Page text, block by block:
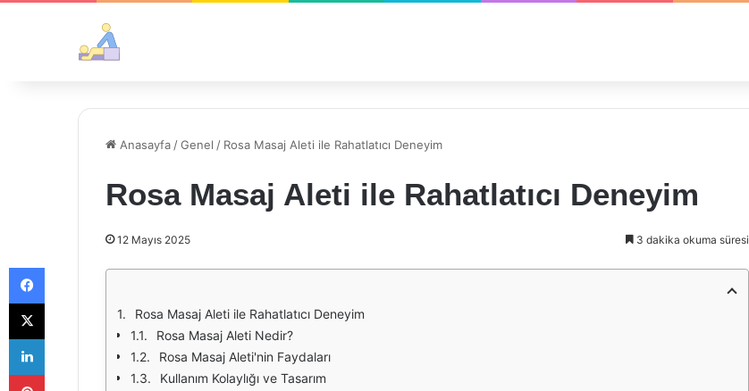
Anasayfa /Genel / Rosa Masaj Aleti ile Rahatlatıcı Deneyim
Rosa Masaj Aleti ile Rahatlatıcı Deneyim
12 Mayıs 2025 3 dakika okuma süresi
Rosa Masaj Aleti ile Rahatlatıcı Deneyim
Rosa Masaj Aleti Nedir?
Rosa Masaj Aleti'nin Faydaları
Kullanım Kolaylığı ve Tasarım
Facebook
X
LinkedIn
Pinterest